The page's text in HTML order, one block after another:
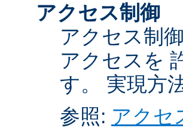
アクセス制御
アクセス制
アクセスを
す。 実現方
参照: アクセ